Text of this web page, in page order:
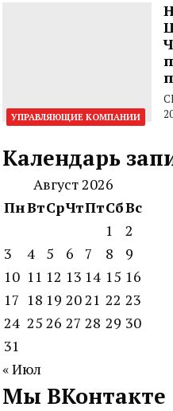
УПРАВЛЯЮЩИЕ КОМПАНИИ
Календарь
Август 2026
ПнВтСрЧтПтСбВс
1
2
3
4 5 6 7 8
9
10 11 12 13 14 15 16
17 18 19 2021 22 23
24 25 26 27 28 29 30
31
« Июл
Мы ВКонтакте